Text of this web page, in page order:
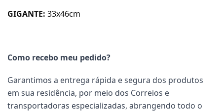
GIGANTE: 33x46cm
Como recebo meu pedido?
Garantimos a entrega rápida e segura dos produtos
em sua residência, por meio dos Correios e
transportadoras especializadas, abrangendo todo o